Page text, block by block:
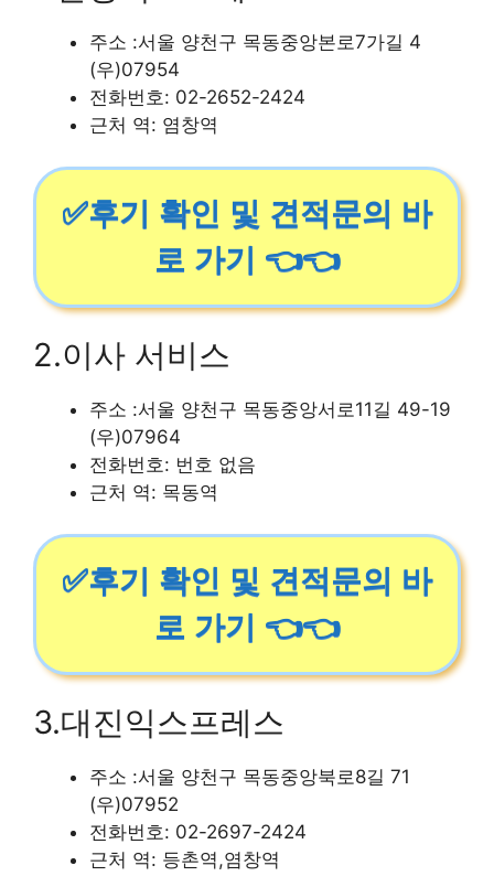
주소 :서울 양천구 목동중앙본로7가길 4
(우)07954
전화번호: 02-2652-2424
근처 역: 염창역
✅후기 확인 및 견적문의 바
로 가기 👈👈
2.이사 서비스
주소 :서울 양천구 목동중앙서로11길 49-19
(우)07964
전화번호: 번호 없음
근처 역: 목동역
✅후기 확인 및 견적문의 바
로 가기 👈👈
3.대진익스프레스
주소 :서울 양천구 목동중앙북로8길 71
(우)07952
전화번호: 02-2697-2424
근처 역: 등촌역,염창역